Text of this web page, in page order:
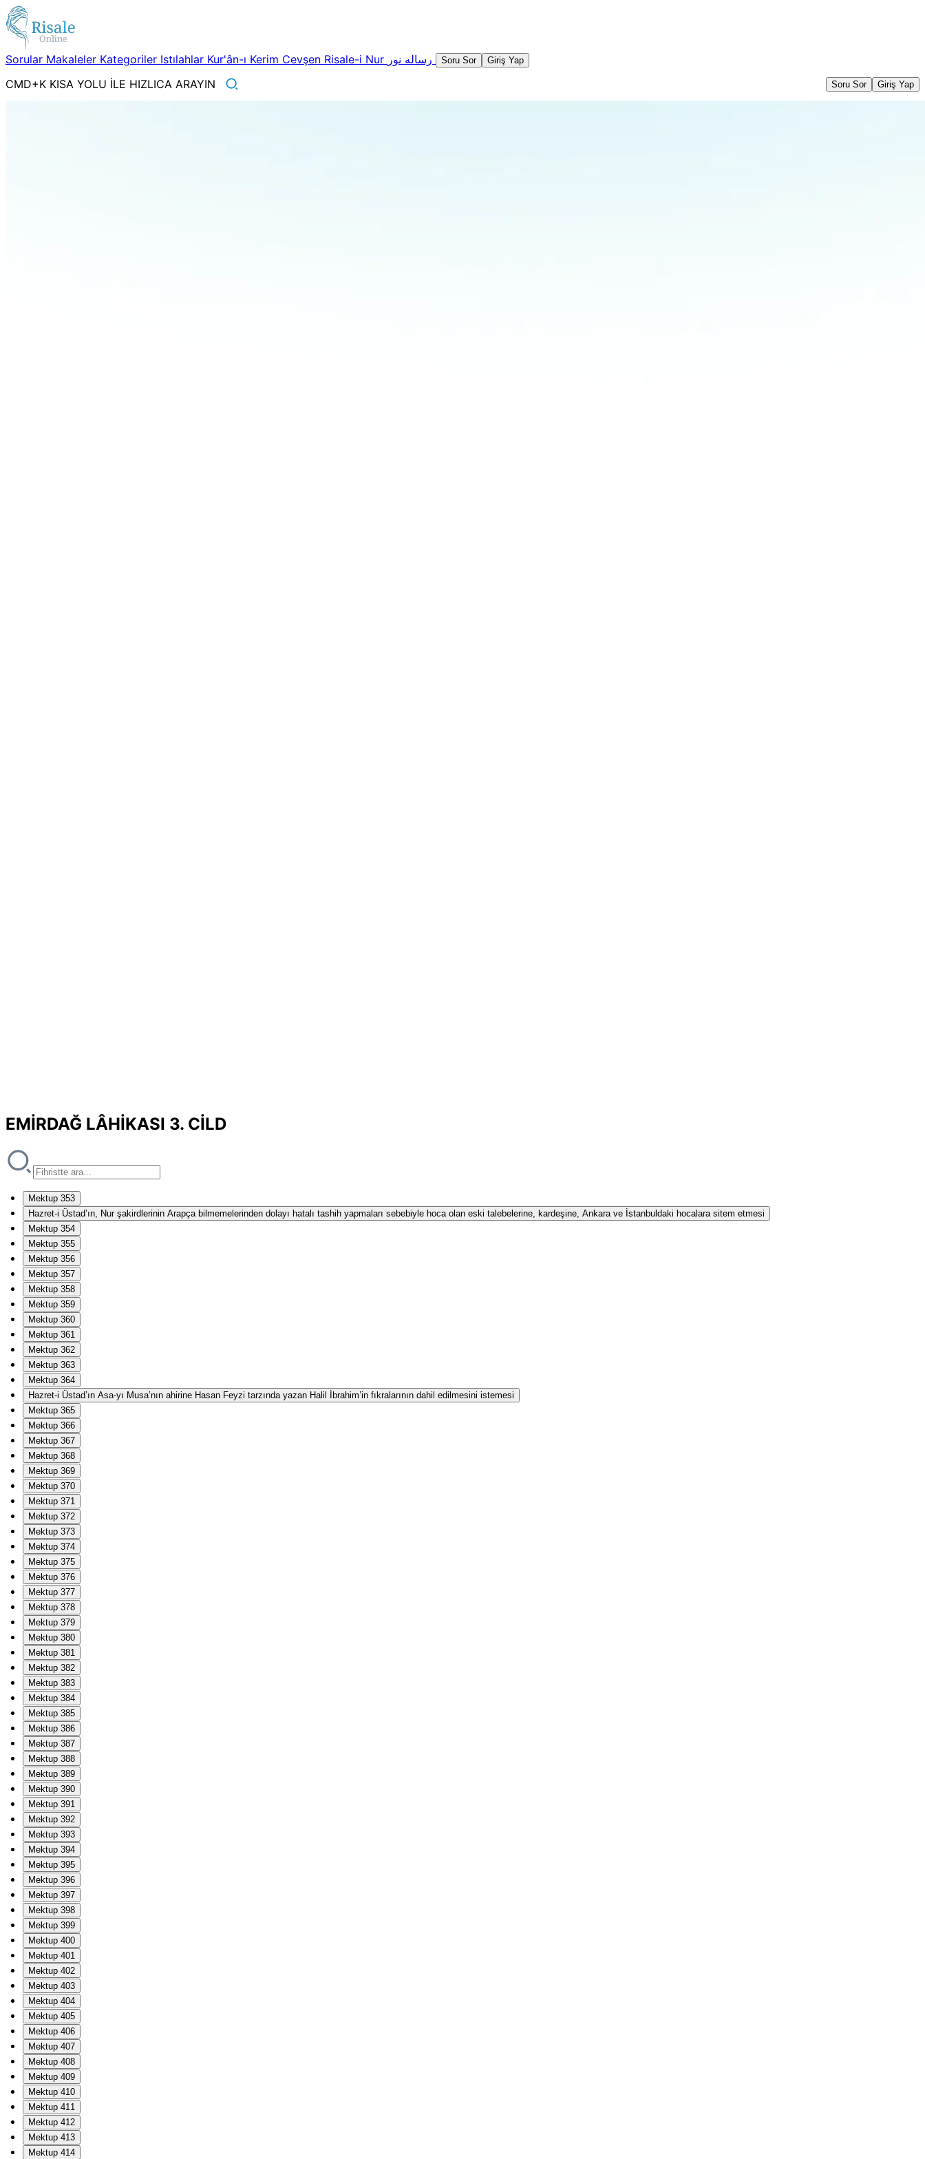
Sorular Makaleler Kategoriler Istılahlar Kur'ân-ı Kerim Cevşen Risale-i Nur Soru Sor Giriş Yap
CMD+K KISA YOLU İLE HIZLICA ARAYIN Soru Sor Giriş Yap
EMİRDAĞ LÂHİKASI 3. CİLD
Mektup 353
Hazret-i Üstad’ın, Nur şakirdlerinin Arapça bilmemelerinden dolayı hatalı tashih yapmaları sebebiyle hoca olan eski talebelerine, kardeşine, Ankara ve İstanbuldaki hocalara sitem etmesi
Mektup 354
Mektup 355
Mektup 356
Mektup 357
Mektup 358
Mektup 359
Mektup 360
Mektup 361
Mektup 362
Mektup 363
Mektup 364
Hazret-i Üstad’ın Asa-yı Musa’nın ahirine Hasan Feyzi tarzında yazan Halil İbrahim’in fıkralarının dahil edilmesini istemesi
Mektup 365
Mektup 366
Mektup 367
Mektup 368
Mektup 369
Mektup 370
Mektup 371
Mektup 372
Mektup 373
Mektup 374
Mektup 375
Mektup 376
Mektup 377
Mektup 378
Mektup 379
Mektup 380
Mektup 381
Mektup 382
Mektup 383
Mektup 384
Mektup 385
Mektup 386
Mektup 387
Mektup 388
Mektup 389
Mektup 390
Mektup 391
Mektup 392
Mektup 393
Mektup 394
Mektup 395
Mektup 396
Mektup 397
Mektup 398
Mektup 399
Mektup 400
Mektup 401
Mektup 402
Mektup 403
Mektup 404
Mektup 405
Mektup 406
Mektup 407
Mektup 408
Mektup 409
Mektup 410
Mektup 411
Mektup 412
Mektup 413
Mektup 414